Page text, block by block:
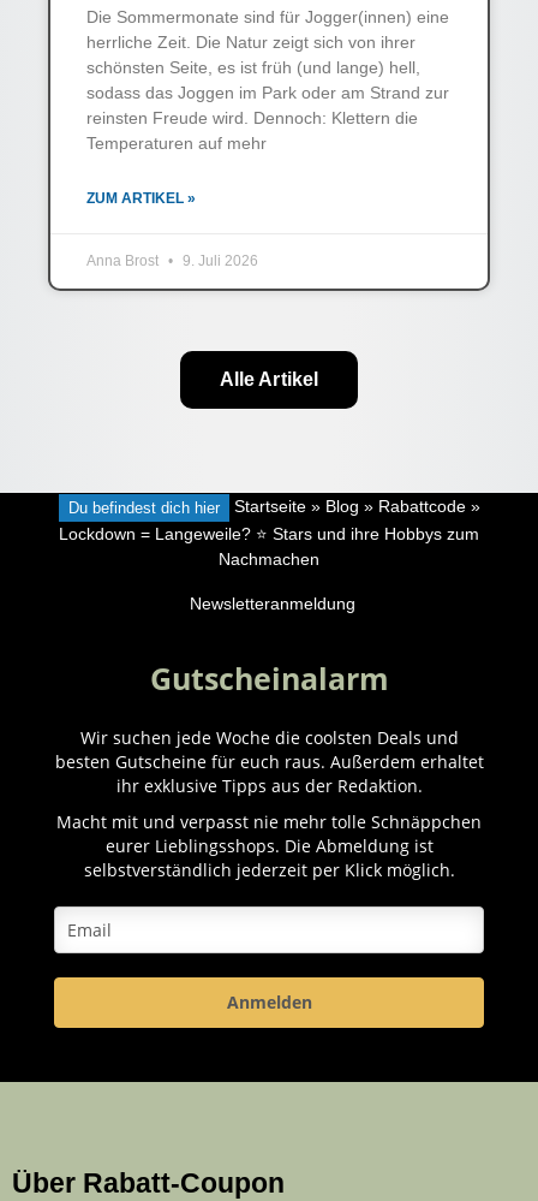
Die Sommermonate sind für Jogger(innen) eine
herrliche Zeit. Die Natur zeigt sich von ihrer
schönsten Seite, es ist früh (und lange) hell,
sodass das Joggen im Park oder am Strand zur
reinsten Freude wird. Dennoch: Klettern die
Temperaturen auf mehr
ZUM ARTIKEL »
Anna Brost 9. Juli 2026
Alle Artikel
Du befindest dich hier Startseite» Blog » Rabattcode»
Lockdown = Langeweile? ⭐️ Stars und ihre Hobbys zum
Nachmachen
Newsletteranmeldung
Gutscheinalarm
Wir suchen jede Woche die coolsten Deals und
besten Gutscheine für euch raus. Außerdem erhaltet
ihr exklusive Tipps aus der Redaktion.
Macht mit und verpasst nie mehr tolle Schnäppchen
eurer Lieblingsshops. Die Abmeldung ist
selbstverständlich jederzeit per Klick möglich.
Anmelden
Über Rabatt-Coupon